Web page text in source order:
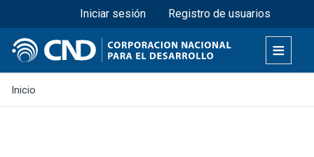
Pasar
al
contenido
principal
Menú superior
Iniciar sesión Registro de usuarios
Inicio